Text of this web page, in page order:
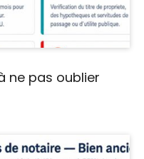
ne pas oublier